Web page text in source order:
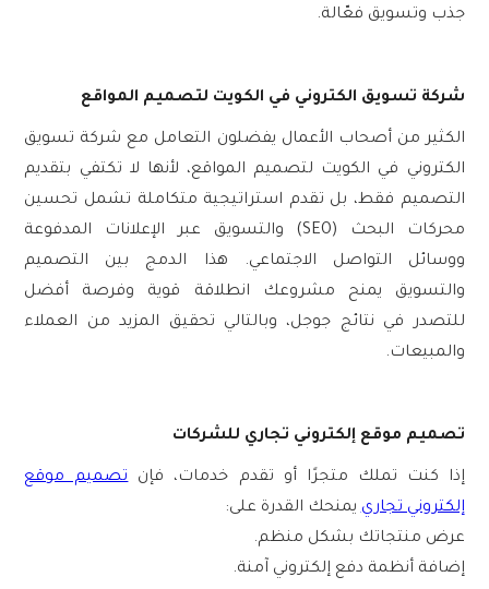
جذب وتسويق فعّالة.
شركة تسويق الكتروني في الكويت لتصميم المواقع
الكثير من أصحاب الأعمال يفضلون التعامل مع شركة تسويق
الكتروني في الكويت لتصميم المواقع، لأنها لا تكتفي بتقديم
التصميم فقط، بل تقدم استراتيجية متكاملة تشمل تحسين
محركات البحث (SEO) والتسويق عبر الإعلانات المدفوعة
ووسائل التواصل الاجتماعي. هذا الدمج بين التصميم
والتسويق يمنح مشروعك انطلاقة قوية وفرصة أفضل
للتصدر في نتائج جوجل، وبالتالي تحقيق المزيد من العملاء
والمبيعات.
تصميم موقع إلكتروني تجاري للشركات
إذا كنت تملك متجرًا أو تقدم خدمات، فإنتصميم موقع
إلكتروني تجارييمنحك القدرة على:
عرض منتجاتك بشكل منظم.
إضافة أنظمة دفع إلكتروني آمنة.